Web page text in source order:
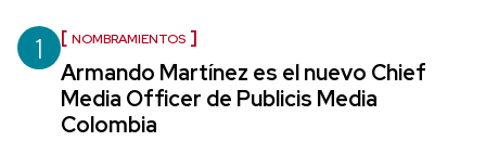
1 NOMBRAMIENTOS
Armando Martínez es el nuevo Chief
Media Officer de Publicis Media
Colombia